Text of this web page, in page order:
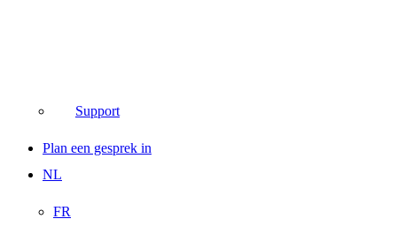
Support
Plan een gesprek in
NL
FR